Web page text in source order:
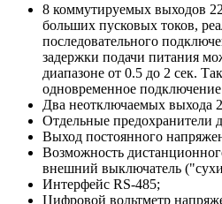
8 коммутируемых выходов
больших пусковых токов,
последовательного
задержки подачи питания
диапазоне от 0.5 до 2 сек.
одновременное подключение
Два неотключаемых выхода
Отдельные предохранители
Выход постоянного
Возможность
внешний выключатель
Интерфейс RS-485;
Цифровой вольтметр